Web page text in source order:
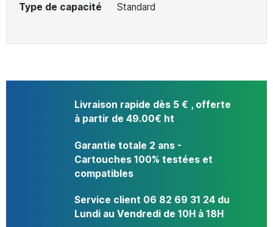
Type de capacité Standard
Livraison rapide dès 5 € , offerte
à partir de 49.00€ ht
Garantie totale 2 ans -
Cartouches 100% testées et
compatibles
Service client 06 82 69 31 24 du
Lundi au Vendredi de 10H à 18H